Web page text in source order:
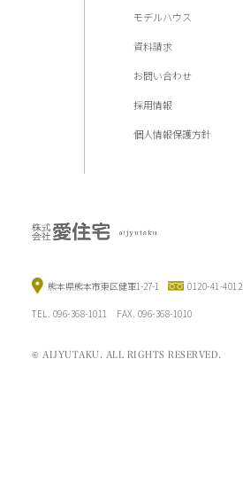
モデルハウス
資料請求
お問い合わせ
採用情報
個人情報保護方針
熊本県熊本市東区健軍1-27-1 0120-41-4012
TEL. 096-368-1011 FAX. 096-368-1010
© AIJYUTAKU. ALL RIGHTS RESERVED.